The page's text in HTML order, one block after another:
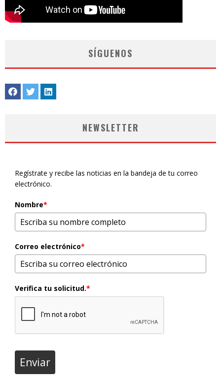
SÍGUENOS
NEWSLETTER
Regístrate y recibe las noticias en la bandeja de tu correo
electrónico.
Nombre*
Correo electrónico*
Verifica tu solicitud.*
Enviar